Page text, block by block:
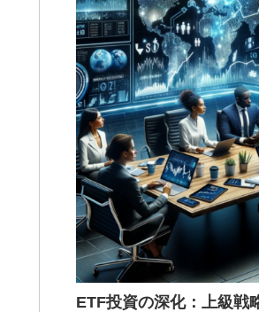
ETF投資の深化：上級戦